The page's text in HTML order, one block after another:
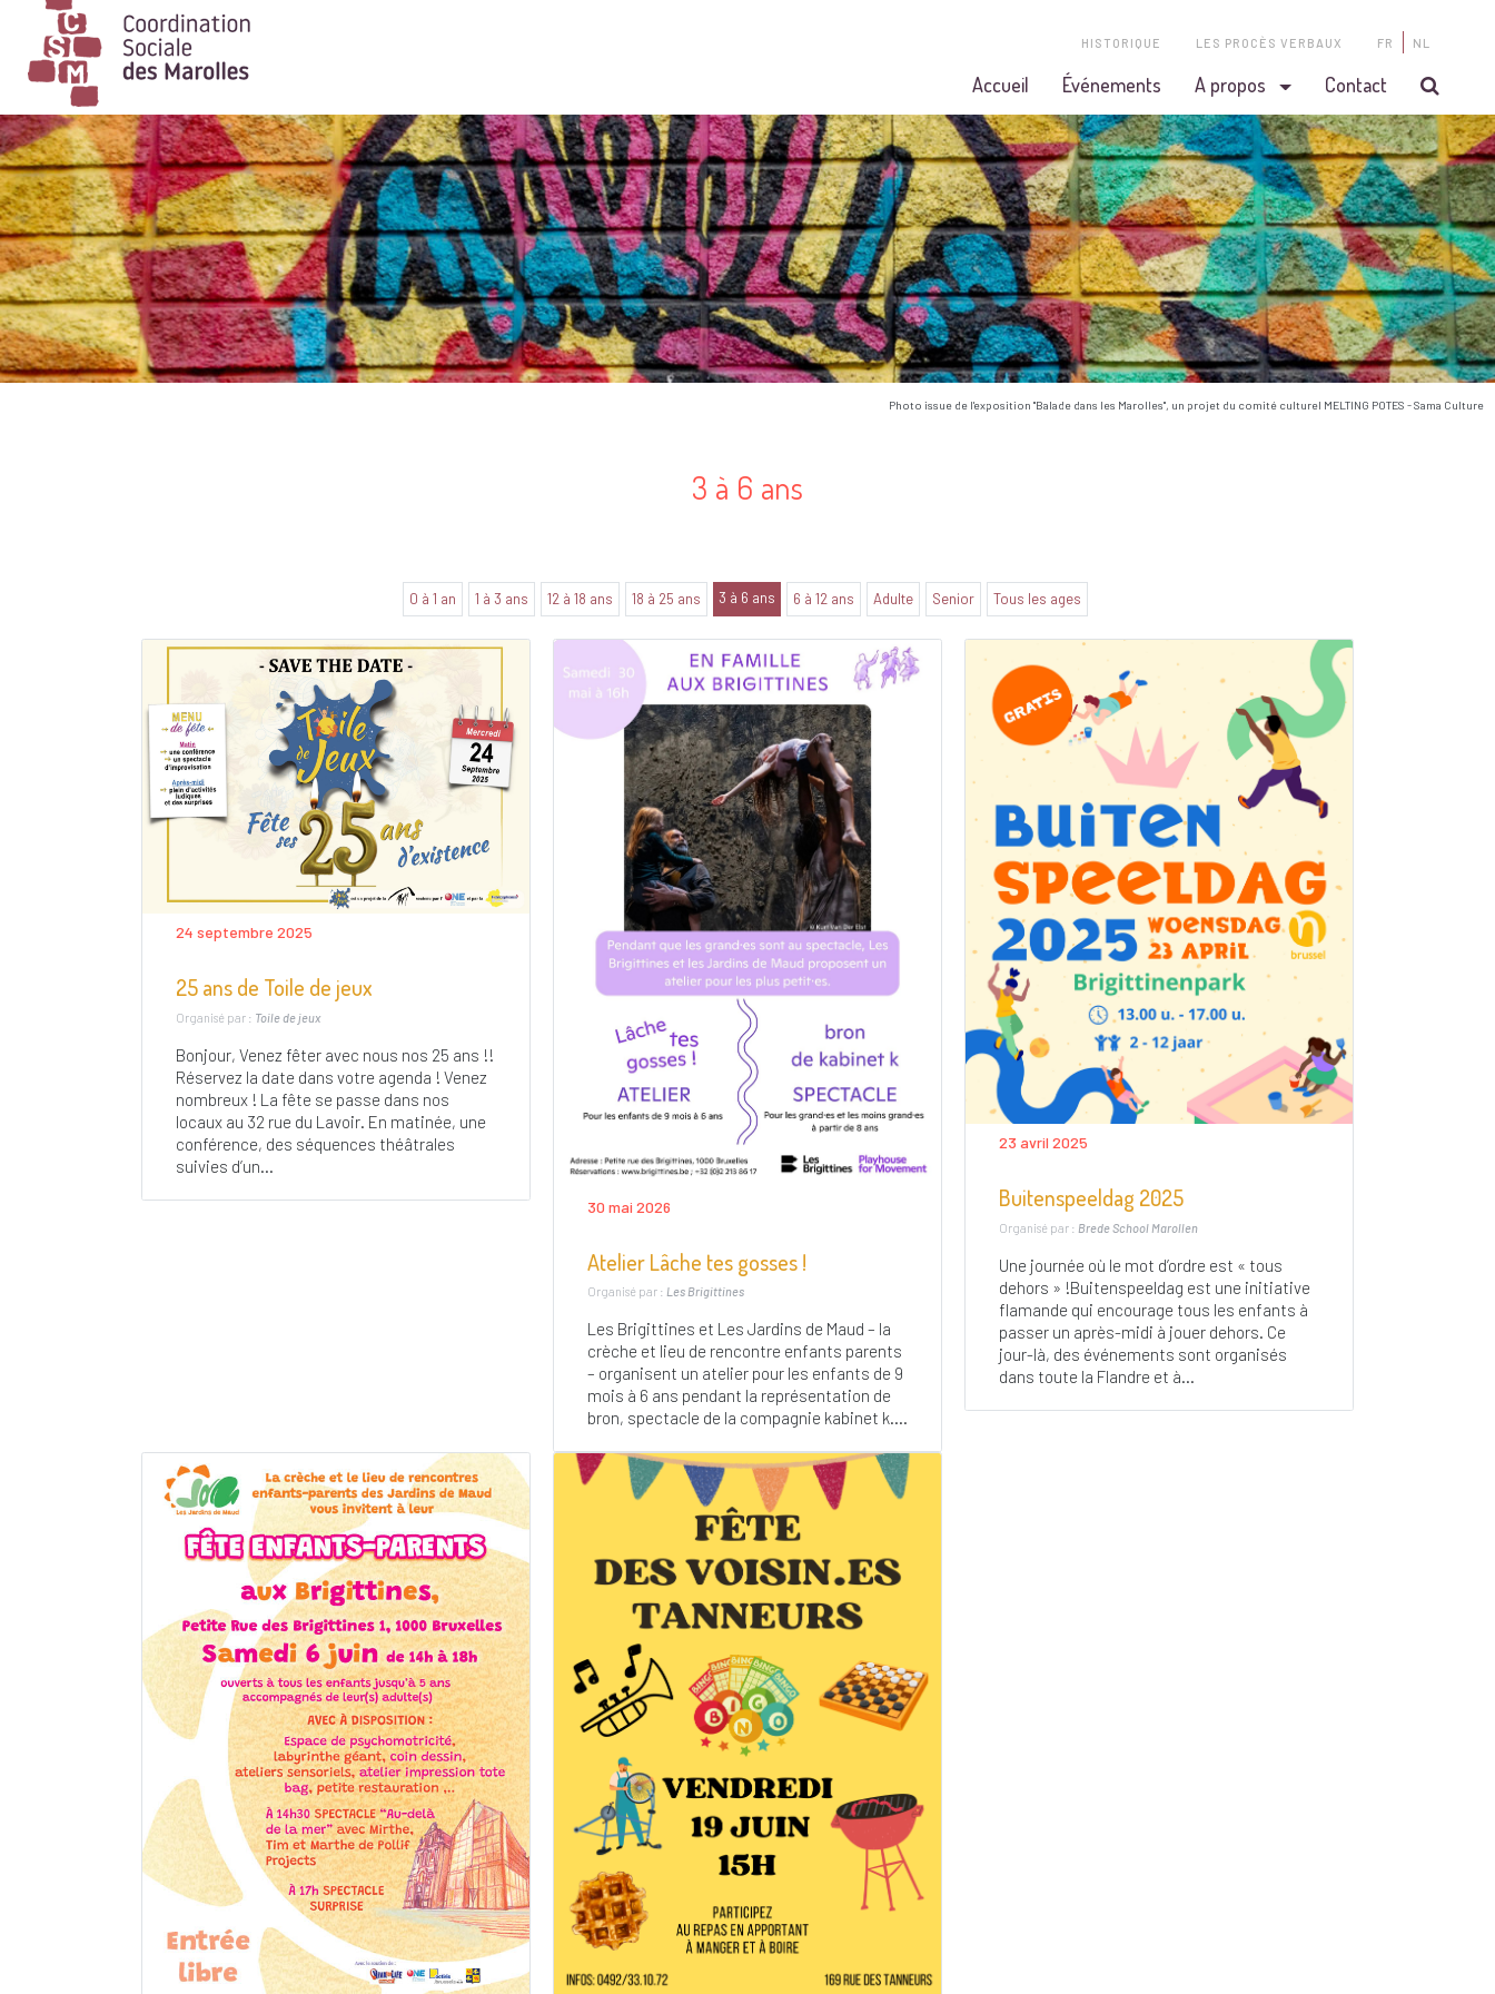
Main Navigation
HISTORIQUE LES PROCÈS VERBAUX FR NL
Accueil Événements A propos Contact
Photo issue de l'exposition "Balade dans les Marolles", un projet du comité culturel MELTING POTES - Sama Culture
3 à 6 ans
0 à 1 an 1 à 3 ans 12 à 18 ans 18 à 25 ans 3 à 6 ans 6 à 12 ans Adulte Senior Tous les ages
24 septembre 2025
25 ans de Toile de jeux
Organisé par : Toile de jeux
Bonjour, Venez fêter avec nous nos 25 ans !!
Réservez la date dans votre agenda ! Venez
nombreux ! La fête se passe dans nos
locaux au 32 rue du Lavoir. En matinée, une
conférence, des séquences théâtrales
suivies d’un...
30 mai 2026
Atelier Lâche tes gosses !
Organisé par : Les Brigittines
Les Brigittines et Les Jardins de Maud – la
crèche et lieu de rencontre enfants parents
– organisent un atelier pour les enfants de 9
mois à 6 ans pendant la représentation de
bron, spectacle de la compagnie kabinet k....
23 avril 2025
Buitenspeeldag 2025
Organisé par : Brede School Marollen
Une journée où le mot d’ordre est « tous
dehors » !Buitenspeeldag est une initiative
flamande qui encourage tous les enfants à
passer un après-midi à jouer dehors. Ce
jour-là, des événements sont organisés
dans toute la Flandre et à...